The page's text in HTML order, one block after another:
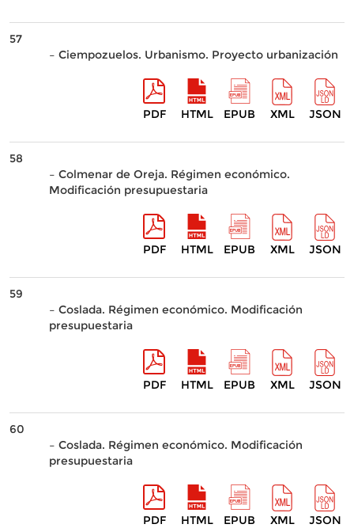
57
– Ciempozuelos. Urbanismo. Proyecto urbanización
PDF HTML EPUB XML JSON
58
– Colmenar de Oreja. Régimen económico.
Modificación presupuestaria
PDF HTML EPUB XML JSON
59
– Coslada. Régimen económico. Modificación
presupuestaria
PDF HTML EPUB XML JSON
60
– Coslada. Régimen económico. Modificación
presupuestaria
PDF HTML EPUB XML JSON